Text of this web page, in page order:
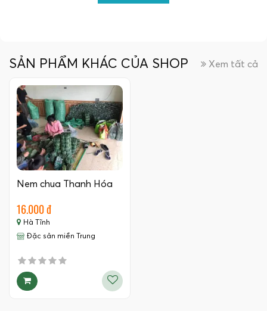
SẢN PHẨM KHÁC CỦA SHOP Xem tất cả
Nem chua Thanh Hóa
16.000 đ
Hà Tĩnh
Đặc sản miền Trung